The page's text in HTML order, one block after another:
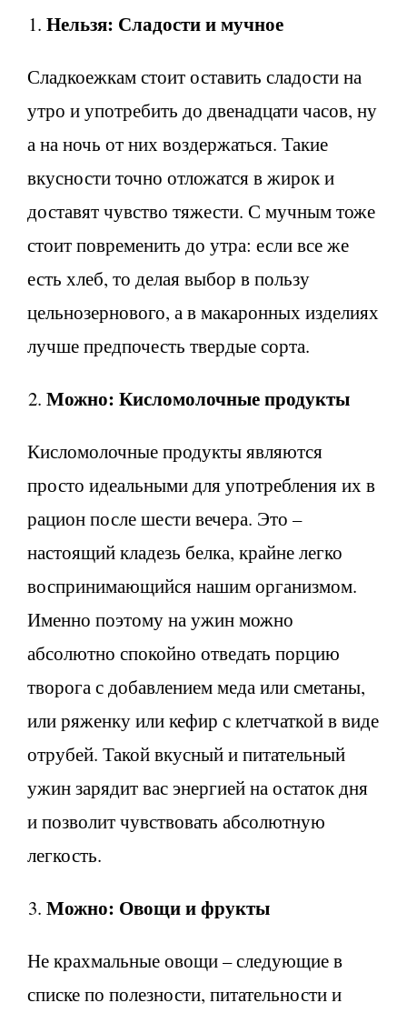
Нельзя: Сладости и мучное
Сладкоежкам стоит оставить сладости на
утро и употребить до двенадцати часов, ну
а на ночь от них воздержаться. Такие
вкусности точно отложатся в жирок и
доставят чувство тяжести. С мучным тоже
стоит повременить до утра: если все же
есть хлеб, то делая выбор в пользу
цельнозернового, а в макаронных изделиях
лучше предпочесть твердые сорта.
Можно: Кисломолочные продукты
Кисломолочные продукты являются
просто идеальными для употребления их в
рацион после шести вечера. Это –
настоящий кладезь белка, крайне легко
воспринимающийся нашим организмом.
Именно поэтому на ужин можно
абсолютно спокойно отведать порцию
творога с добавлением меда или сметаны,
или ряженку или кефир с клетчаткой в виде
отрубей. Такой вкусный и питательный
ужин зарядит вас энергией на остаток дня
и позволит чувствовать абсолютную
легкость.
Можно: Овощи и фрукты
Не крахмальные овощи – следующие в
списке по полезности, питательности и